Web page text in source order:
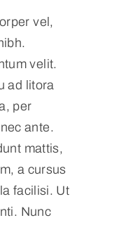
vel,
velit.
ad litora
per
ante.
mattis,
a cursus
facilisi. Ut
Nunc